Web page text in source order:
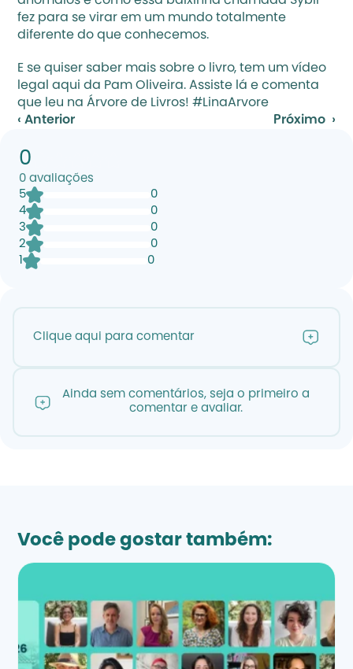
fez para se virar em um mundo totalmente
diferente do que conhecemos.
E se quiser saber mais sobre o livro, tem um vídeo
legal aqui da Pam Oliveira. Assiste lá e comenta
que leu na Árvore de Livros! #LinaArvore
‹ Anterior
Próximo  ›
0
0 avaliações
5
0
4
0
3
0
2
0
1
0
Clique aqui para comentar
Ainda sem comentários, seja o primeiro a
comentar e avaliar.
Você pode gostar também: